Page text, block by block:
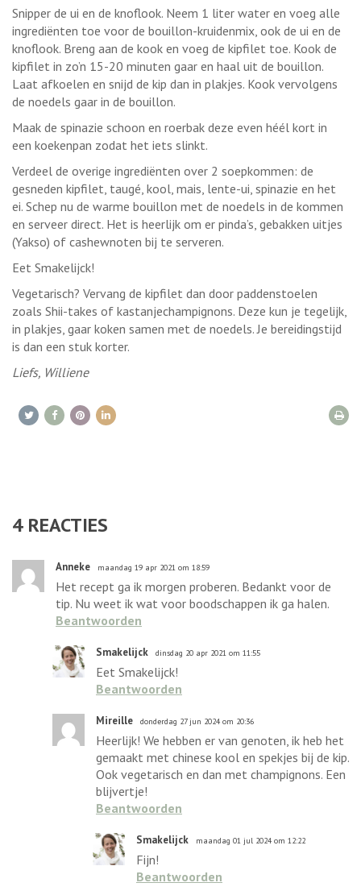
Snipper de ui en de knoflook. Neem 1 liter water en voeg alle
ingrediënten toe voor de bouillon-kruidenmix, ook de ui en de
knoflook. Breng aan de kook en voeg de kipfilet toe. Kook de
kipfilet in zo’n 15-20 minuten gaar en haal uit de bouillon.
Laat afkoelen en snijd de kip dan in plakjes. Kook vervolgens
de noedels gaar in de bouillon.
Maak de spinazie schoon en roerbak deze even héél kort in
een koekenpan zodat het iets slinkt.
Verdeel de overige ingrediënten over 2 soepkommen: de
gesneden kipfilet, taugé, kool, mais, lente-ui, spinazie en het
ei. Schep nu de warme bouillon met de noedels in de kommen
en serveer direct. Het is heerlijk om er pinda’s, gebakken uitjes
(Yakso) of cashewnoten bij te serveren.
Eet Smakelijck!
Vegetarisch? Vervang de kipfilet dan door paddenstoelen
zoals Shii-takes of kastanjechampignons. Deze kun je tegelijk,
in plakjes, gaar koken samen met de noedels. Je bereidingstijd
is dan een stuk korter.
Liefs, Williene
4 REACTIES
Anneke maandag 19 apr 2021 om 18:59
Het recept ga ik morgen proberen. Bedankt voor de
tip. Nu weet ik wat voor boodschappen ik ga halen.
Beantwoorden
Smakelijck dinsdag 20 apr 2021 om 11:55
Eet Smakelijck!
Beantwoorden
Mireille donderdag 27 jun 2024 om 20:36
Heerlijk! We hebben er van genoten, ik heb het
gemaakt met chinese kool en spekjes bij de kip.
Ook vegetarisch en dan met champignons. Een
blijvertje!
Beantwoorden
Smakelijck maandag 01 jul 2024 om 12:22
Fijn!
Beantwoorden